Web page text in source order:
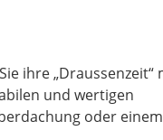
ihre „Draussenzeit“
und wertigen
oder